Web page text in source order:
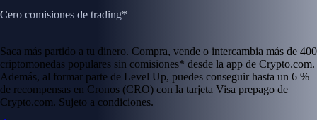
Cero comisiones de trading*
Saca más partido a tu dinero. Compra, vende o intercambia más de 400
criptomonedas populares sin comisiones* desde la app de Crypto.com.
Además, al formar parte de Level Up, puedes conseguir hasta un 6 %
de recompensas en Cronos (CRO) con la tarjeta Visa prepago de
Crypto.com. Sujeto a condiciones.